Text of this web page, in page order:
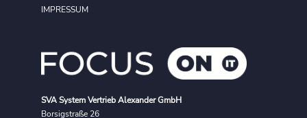
SVA System Vertrieb Alexander GmbH
Borsigstraße 26
IMPRESSUM